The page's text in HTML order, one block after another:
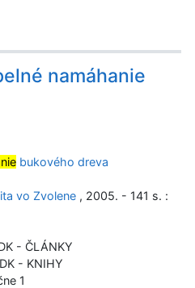
namáhanie
bukového dreva
vo Zvolene , 2005. - 141 s. :
- ČLÁNKY
- KNIHY
1